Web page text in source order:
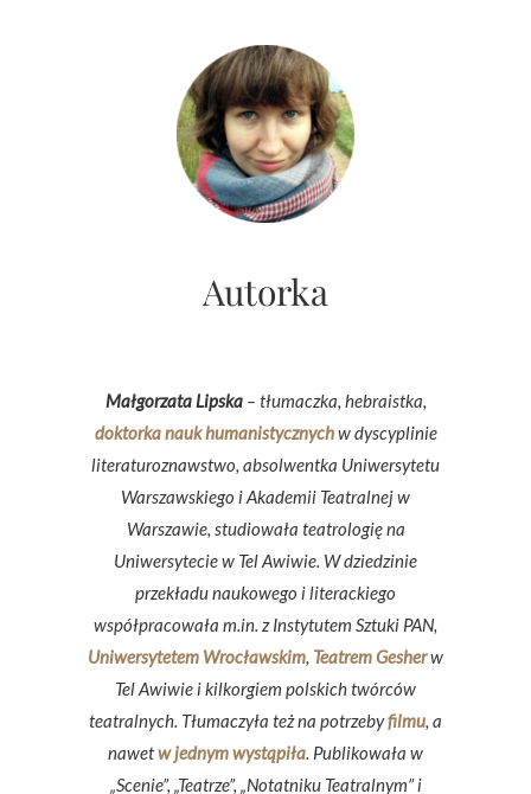
Autorka
Małgorzata Lipska– tłumaczka, hebraistka,
doktorka nauk humanistycznychw dyscyplinie
literaturoznawstwo, absolwentka Uniwersytetu
Warszawskiego i Akademii Teatralnej w
Warszawie, studiowała teatrologię na
Uniwersytecie w Tel Awiwie. W dziedzinie
przekładu naukowego i literackiego
współpracowała m.in. z Instytutem Sztuki PAN,
Uniwersytetem Wrocławskim, Teatrem Gesherw
Tel Awiwie i kilkorgiem polskich twórców
teatralnych. Tłumaczyła też na potrzebyfilmu, a
nawetw jednym wystąpiła. Publikowała w
„Scenie”, „Teatrze”, „Notatniku Teatralnym” i